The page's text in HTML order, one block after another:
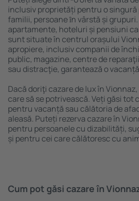
inclusiv proprietăți pentru o singură
familii, persoane ȋn vârstă și
apartamente, hoteluri și pensiuni
sunt situate în centrul orașului
apropiere, inclusiv companii de
public, magazine, centre de
sau distracţie, garantează o
Dacă doriţi cazare de lux în
care să se potrivească. Veți găsi tot
pentru vacanță sau călătoria de
aleasă. Puteți rezerva cazare în
pentru persoanele cu dizabilități,
și pentru cei care călătoresc cu
Cum pot găsi cazare în